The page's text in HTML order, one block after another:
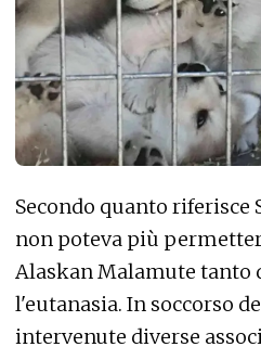
Secondo quanto riferisce
non poteva più
Alaskan Malamute tanto
l'eutanasia. In soccorso
intervenute diverse